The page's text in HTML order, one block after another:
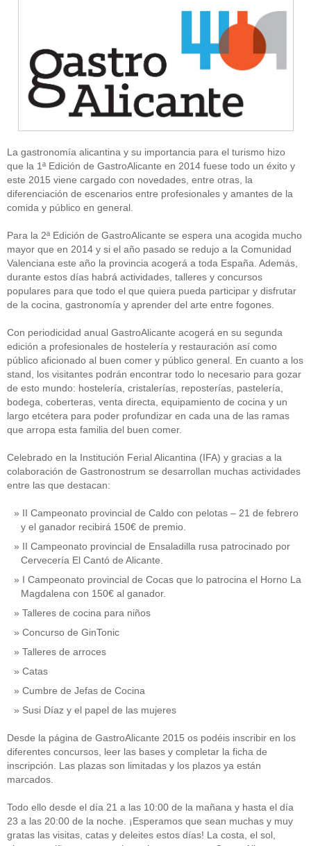
La gastronomía alicantina y su importancia para el turismo hizo
que la 1ª Edición de GastroAlicante en 2014 fuese todo un éxito y
este 2015 viene cargado con novedades, entre otras, la
diferenciación de escenarios entre profesionales y amantes de la
comida y público en general.
Para la 2ª Edición de GastroAlicante se espera una acogida mucho
mayor que en 2014 y si el año pasado se redujo a la Comunidad
Valenciana este año la provincia acogerá a toda España. Además,
durante estos días habrá actividades, talleres y concursos
populares para que todo el que quiera pueda participar y disfrutar
de la cocina, gastronomía y aprender del arte entre fogones.
Con periodicidad anual GastroAlicante acogerá en su segunda
edición a profesionales de hostelería y restauración así como
público aficionado al buen comer y público general. En cuanto a los
stand, los visitantes podrán encontrar todo lo necesario para gozar
de esto mundo: hostelería, cristalerías, reposterías, pastelería,
bodega, coberteras, venta directa, equipamiento de cocina y un
largo etcétera para poder profundizar en cada una de las ramas
que arropa esta familia del buen comer.
Celebrado en la Institución Ferial Alicantina (IFA) y gracias a la
colaboración de Gastronostrum se desarrollan muchas actividades
entre las que destacan:
II Campeonato provincial de Caldo con pelotas – 21 de febrero
y el ganador recibirá 150€ de premio.
II Campeonato provincial de Ensaladilla rusa patrocinado por
Cervecería El Cantó de Alicante.
I Campeonato provincial de Cocas que lo patrocina el Horno La
Magdalena con 150€ al ganador.
Talleres de cocina para niños
Concurso de GinTonic
Talleres de arroces
Catas
Cumbre de Jefas de Cocina
Susi Díaz y el papel de las mujeres
Desde la página de GastroAlicante 2015 os podéis inscribir en los
diferentes concursos, leer las bases y completar la ficha de
inscripción. Las plazas son limitadas y los plazos ya están
marcados.
Todo ello desde el día 21 a las 10:00 de la mañana y hasta el día
23 a las 20:00 de la noche. ¡Esperamos que sean muchas y muy
gratas las visitas, catas y deleites estos días! La costa, el sol,